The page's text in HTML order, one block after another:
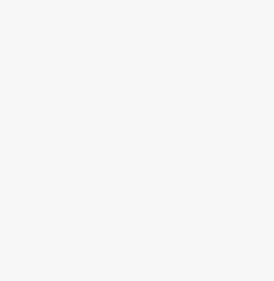
Stimuler
aux audiences
Utiliser des
temps réel
reportages passifs
et viral, plus
sondages